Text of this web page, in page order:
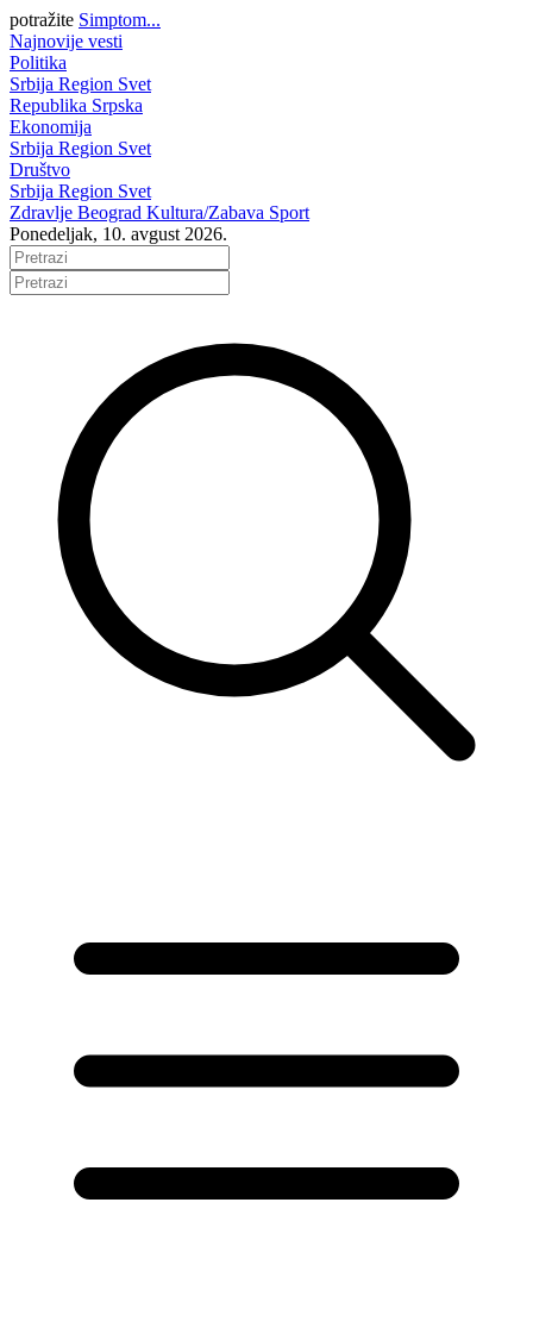
potražite Simptom...
Najnovije vesti
Politika
Srbija Region Svet
Republika Srpska
Ekonomija
Srbija Region Svet
Društvo
Srbija Region Svet
Zdravlje Beograd Kultura/Zabava Sport
Ponedeljak, 10. avgust 2026.